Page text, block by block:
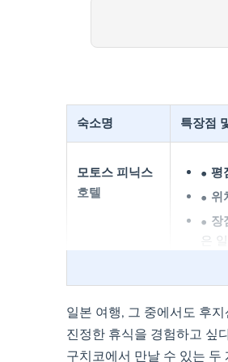
숙소명 특장점
모토스 피닉스
호텔
평
위
장
은
행객
모토스 뷰 호텔 평
일본 여행, 그 중에서도 후
진정한 휴식을 경험하고 싶
구치코에서 만날 수 있는